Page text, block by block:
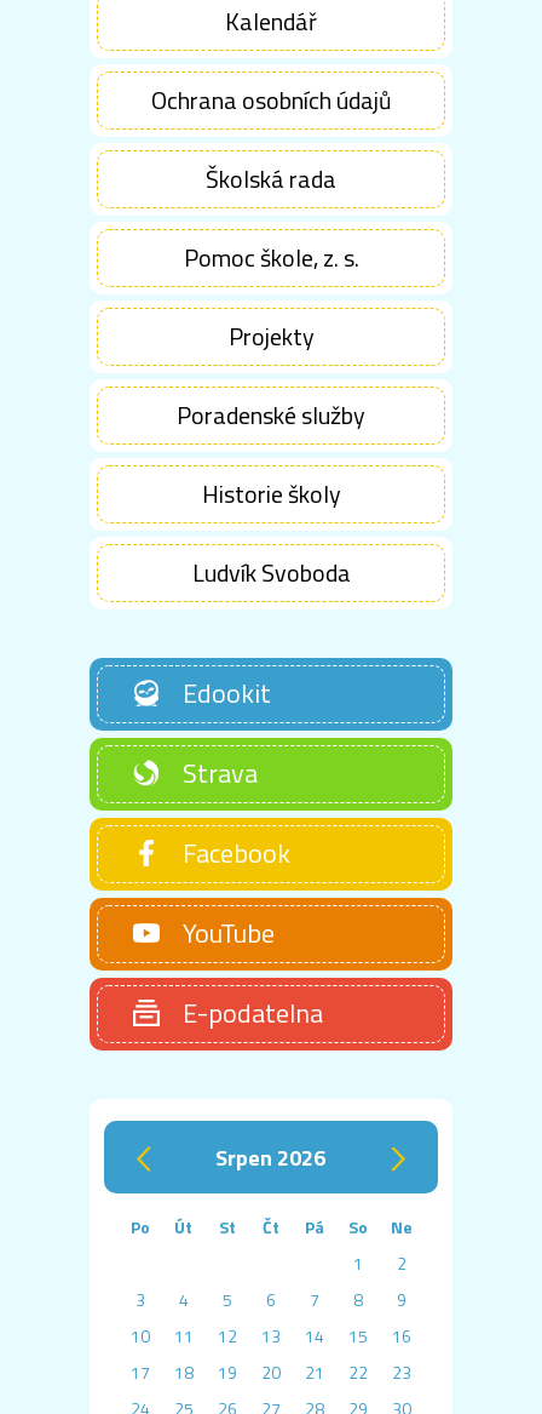
Kalendář
Ochrana osobních údajů
Školská rada
Pomoc škole, z. s.
Projekty
Poradenské služby
Historie školy
Ludvík Svoboda
Edookit
Strava
Facebook
YouTube
E-podatelna
‹ srpen 2026 ›
Po Út St Čt Pá So
Ne
1
2
3
4 5 6 7 8
9
10
11 12 13 14 15
16
17
18 19 20 21 22
23
24
25 26 27 28 29 30